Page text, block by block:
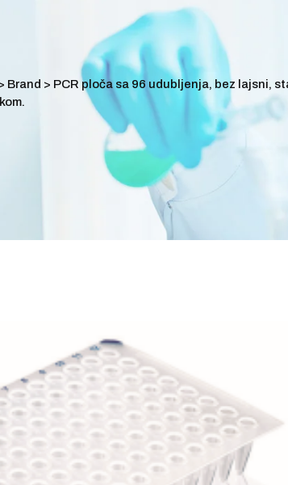
Brand > PCR ploča sa 96 udubljenja, bez lajsni,